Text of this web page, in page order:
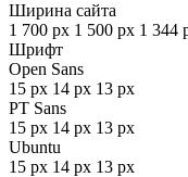
Ширина сайта
1 700 px 1 500 px 1 344
Шрифт
Open Sans
15 px 14 px 13 px
PT Sans
15 px 14 px 13 px
Ubuntu
15 px 14 px 13 px